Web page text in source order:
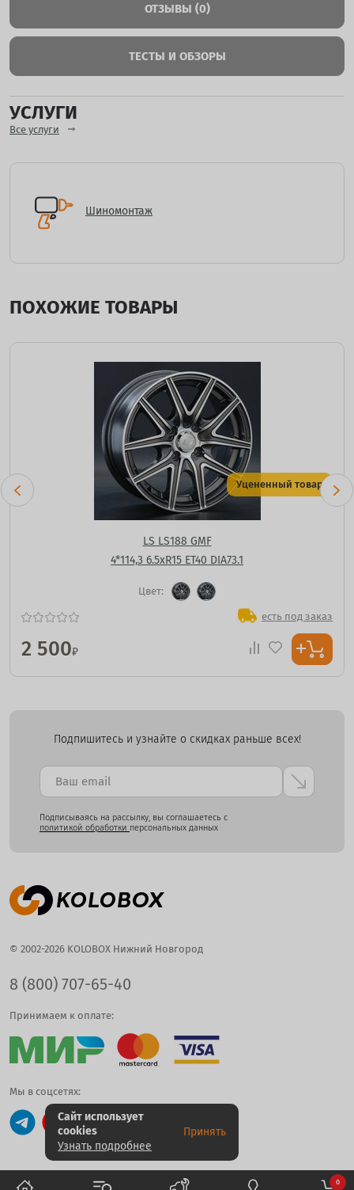
ОТЗЫВЫ (0)
ТЕСТЫ И ОБЗОРЫ
УСЛУГИ
Все услуги
Шиномонтаж
ПОХОЖИЕ ТОВАРЫ
Уцененный товар
LS LS188 GMF
4*114,3 6.5xR15 ET40 DIA73.1
Цвет:
есть под заказ
2 500₽
Подпишитесь и узнайте о скидках раньше всех!
Подписываясь на рассылку, вы соглашаетесь с
политикой обработки персональных данных
© 2002-2026 KOLOBOX Нижний Новгород
8 (800) 707-65-40
Принимаем к оплате:
Мы в соцсетях:
0
Сайт использует
cookies
Узнать подробнее
Принять